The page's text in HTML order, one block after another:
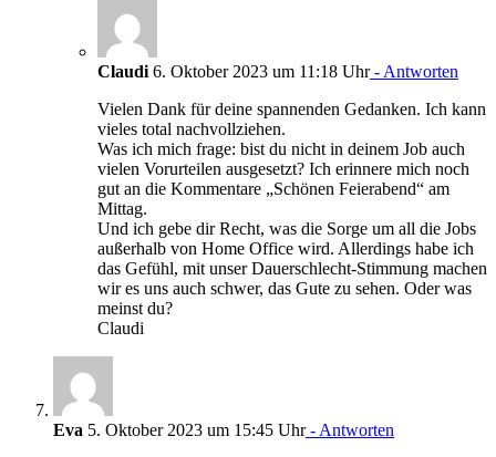
Claudi 6. Oktober 2023 um 11:18 Uhr- Antworten
Vielen Dank für deine spannenden Gedanken. Ich kann
vieles total nachvollziehen.
Was ich mich frage: bist du nicht in deinem Job auch
vielen Vorurteilen ausgesetzt? Ich erinnere mich noch
gut an die Kommentare „Schönen Feierabend“ am
Mittag.
Und ich gebe dir Recht, was die Sorge um all die Jobs
außerhalb von Home Office wird. Allerdings habe ich
das Gefühl, mit unser Dauerschlecht-Stimmung machen
wir es uns auch schwer, das Gute zu sehen. Oder was
meinst du?
Claudi
Eva 5. Oktober 2023 um 15:45 Uhr- Antworten